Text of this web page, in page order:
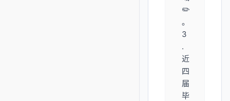
✏️
。
3
.
近
四
届
毕